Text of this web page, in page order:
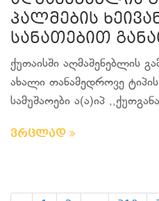
პალმების
სანათებით
ქუთაისში აღმაშენებლის
ახალი თანამედროვე
სამუშაოები ა(ა)იპ
ვრცლად